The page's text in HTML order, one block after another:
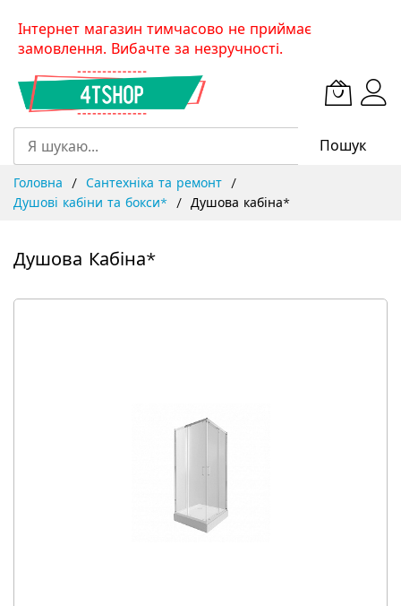
SkipІнтернет магазин тимчасово не приймає
замовлення. Вибачте за незручності.
Пошук
Головна
Сантехніка та ремонт
Душові кабіни та бокси*
Душова кабіна*
Душова Кабіна*